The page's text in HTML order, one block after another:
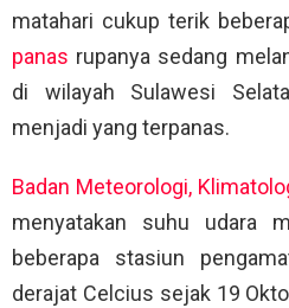
matahari cukup terik
panas rupanya sedang
di wilayah Sulawesi
menjadi yang terpanas.
Badan Meteorologi,
menyatakan suhu udara
beberapa stasiun
derajat Celcius sejak 19